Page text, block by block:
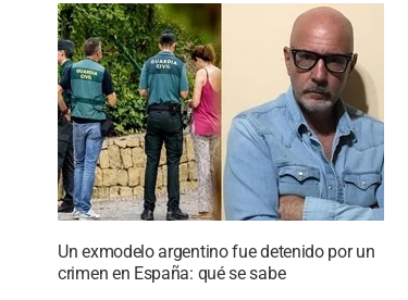
Un exmodelo argentino fue detenido por un
crimen en España: qué se sabe